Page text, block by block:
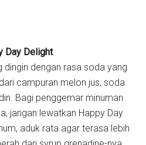
Day Delight
dingin dengan rasa soda yang
campuran melon jus, soda
Bagi penggemar minuman
jangan lewatkan Happy Day
aduk rata agar terasa lebih